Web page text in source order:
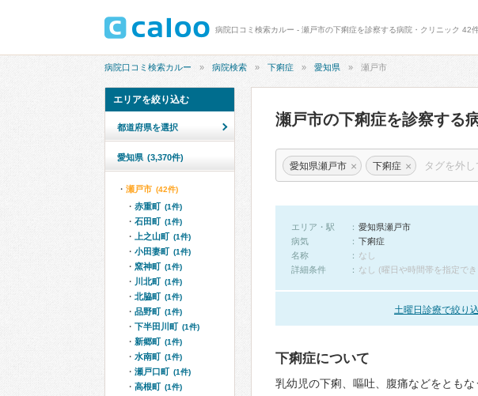
病院口コミ検索カルー - 瀬戸市の下痢症を診察する病院・クリニック 42
病院口コミ検索カルー 病院検索 下痢症 愛知県 瀬戸市
瀬戸市の下痢症を診察する
愛知県瀬戸市 × 下痢症 ×
エリア・駅
愛知県瀬戸市
病気
下痢症
名称
なし
詳細条件
なし (曜日や時間帯を指定で
土曜日診療で絞り
下痢症について
乳幼児の下痢、嘔吐、腹痛などをともな
エリアを絞り込む
都道府県を選択
愛知県 (3,370件)
瀬戸市 (42件)
赤重町 (1件)
石田町 (1件)
上之山町 (1件)
小田妻町 (1件)
窯神町 (1件)
川北町 (1件)
北脇町 (1件)
品野町 (1件)
下半田川町 (1件)
新郷町 (1件)
水南町 (1件)
瀬戸口町 (1件)
高根町 (1件)